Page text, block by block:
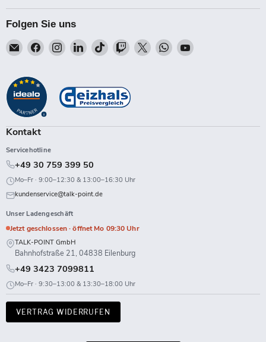
Folgen Sie uns
Email
Talk-
Finden
Sie
auf
Facebook
Finden
Sie
auf
Instagram
Finden
Sie
auf
LinkedIn
Finden
Sie
auf
TikTok
Finden
Sie
Twitch
Finden
Sie
Finden
Sie
Finden
Kontakt
Servicehotline
+49 30 759 399 50
Mo–Fr · 9:00–12:30 & 13:00–16:30 Uhr
kundenservice@talk-point.de
Unser Ladengeschäft
Jetzt geschlossen · öffnet Mo 09:30 Uhr
TALK-POINT GmbH
Bahnhofstraße 21, 04838 Eilenburg
+49 3423 7099811
Mo–Fr · 9:30–13:00 & 13:30–18:00 Uhr
VERTRAG WIDERRUFEN